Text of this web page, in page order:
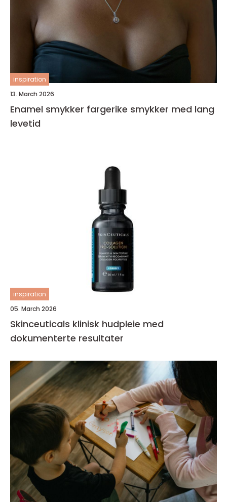
inspiration
13. March 2026
Enamel smykker fargerike smykker med lang
levetid
inspiration
05. March 2026
Skinceuticals klinisk hudpleie med
dokumenterte resultater